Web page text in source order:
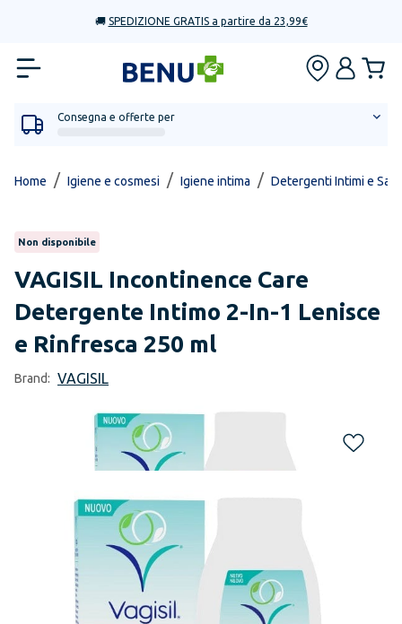
🚚 SPEDIZIONE GRATIS a partire da 23,99€
Consegna e offerte per
Home / Igiene e cosmesi / Igiene intima / Detergenti Intimi e
Non disponibile
VAGISIL Incontinence Care
Detergente Intimo 2-In-1 Lenisce
e Rinfresca 250 ml
Brand: VAGISIL